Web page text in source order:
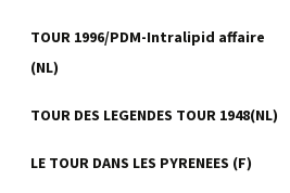
TOUR 1996/PDM-Intralipid affaire
(NL)
TOUR DES LEGENDES TOUR 1948(NL)
LE TOUR DANS LES PYRENEES (F)